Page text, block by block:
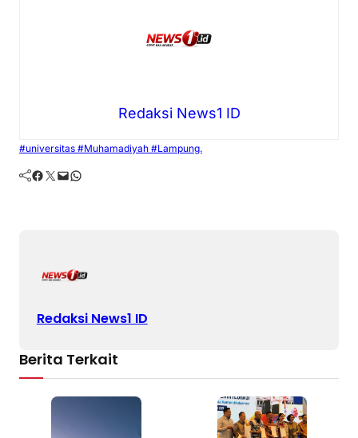
Redaksi News1 ID
#universitas #Muhamadiyah #Lampung.
Facebook Twitter Mail WhatsApp
Redaksi News1 ID
Berita Terkait